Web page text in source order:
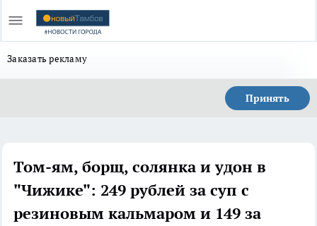
Заказать рекламу
Принять
Том-ям, борщ, солянка и удон в
"Чижике": 249 рублей за суп с
резиновым кальмаром и 149 за